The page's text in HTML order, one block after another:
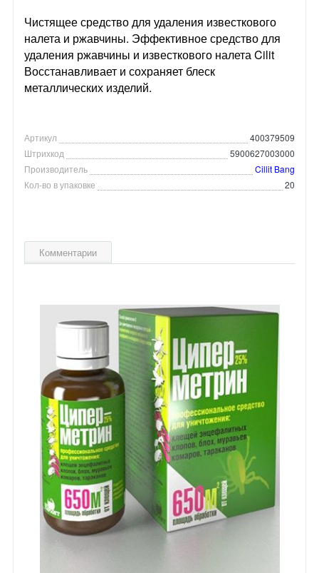
Чистящее средство для удаления известкового
налета и ржавчины. Эффективное средство для
удаления ржавчины и известкового налета Cilit
Восстанавливает и сохраняет блеск
металлических изделий.
Артикул
400379509
Штрихкод
5900627003000
Производитель
Cillit Bang
Кол-во в упаковке
20
Комментарии